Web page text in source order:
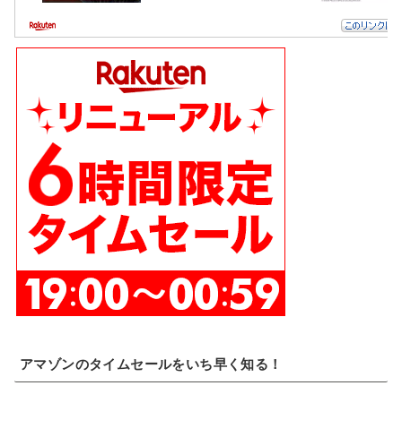
アマゾンのタイムセールをいち早く知る！